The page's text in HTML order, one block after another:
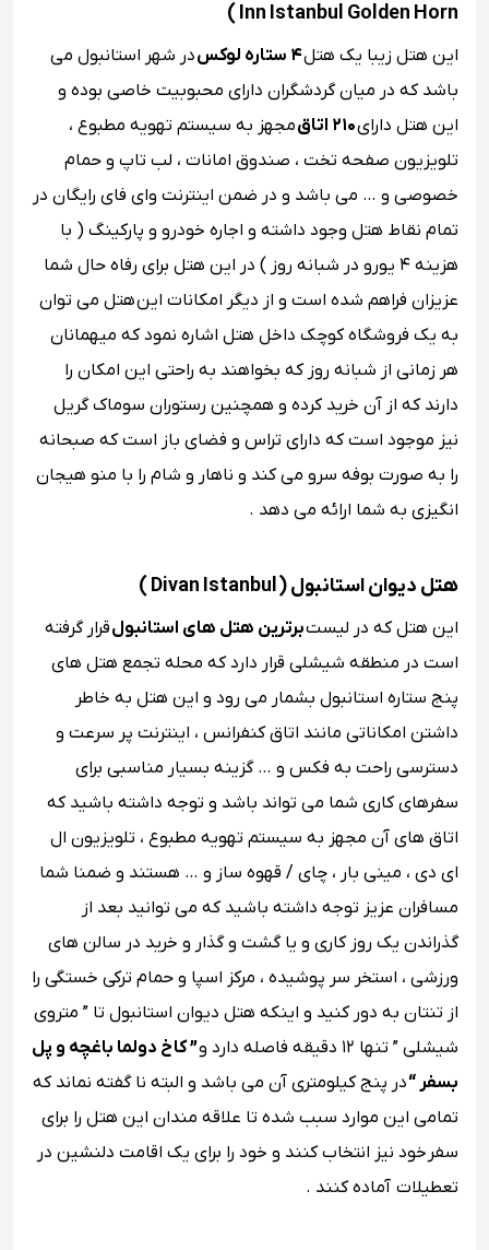
Inn Istanbul Golden Horn )
این هتل زیبا یک هتل۴ ستاره لوکس
در شهر استانبول می
باشد که در میان گردشگران دارای محبوبیت خاصی بوده و
این هتل دارای۲۱۰ اتاق
مجهز به سیستم تهویه مطبوع ،
تلویزیون صفحه تخت ، صندوق امانات ، لب ‌تاپ و حمام
خصوصی و … می باشد و در ضمن اینترنت وای‌ فای رایگان در
تمام نقاط هتل وجود داشته و اجاره خودرو و پارکینگ ( با
هزینه ۴ یورو در شبانه روز ) در این هتل برای رفاه حال شما
عزیزان فراهم شده است و از دیگر امکانات این هتل می توان
به یک فروشگاه کوچک داخل هتل اشاره نمود که میهمانان
هر زمانی از شبانه روز که بخواهند به راحتی این امکان را
دارند که از آن خرید کرده و همچنین رستوران سوماک گریل
نیز موجود است که دارای تراس و فضای باز است که صبحانه
را به صورت بوفه سرو می ‌کند و ناهار و شام را با منو هیجان
انگیزی به شما ارائه می ‌دهد .
هتل دیوان استانبول ( Divan Istanbul )
این هتل که در لیستبرترین هتل های استانبولقرار گرفته
است در منطقه شیشلی قرار دارد که محله‌ تجمع هتل‌ های
پنج ستاره استانبول بشمار می رود و این هتل به خاطر
داشتن امکاناتی مانند اتاق کنفرانس ، اینترنت پر سرعت و
دسترسی راحت به فکس و … گزینه بسیار مناسبی برای
سفرهای کاری شما می تواند باشد و توجه داشته باشید که
اتاق ‌های آن مجهز به سیستم تهویه مطبوع ، تلویزیون ال
‌ای ‌دی ، مینی بار ، چای / قهوه ساز و … هستند و ضمنا شما
مسافران عزیز توجه داشته باشید که می ‌توانید بعد از
گذراندن یک روز کاری و یا گشت و گذار و خرید در سالن های
ورزشی ، استخر سر پوشیده ، مرکز اسپا و حمام ترکی خستگی را
از تنتان به دور کنید و اینکه هتل دیوان استانبول تا ” متروی
شیشلی ” تنها ۱۲ دقیقه فاصله دارد و
” کاخ دولما باغچه و پل
بسفر “در پنج کیلومتری آن می باشد و البته نا گفته نماند که
تمامی این موارد سبب شده تا علاقه مندان این هتل را برای
سفر خود نیز انتخاب کنند و خود را برای یک اقامت دلنشین در
تعطیلات آماده کنند .